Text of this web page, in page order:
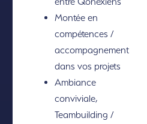
Montée en
compétences /
accompagnement
dans vos projets
Ambiance
conviviale,
Teambuilding /